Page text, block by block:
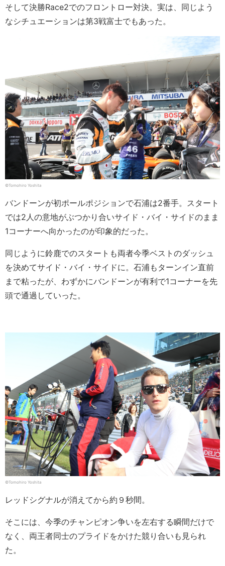
そして決勝Race2でのフロントロー対決。実は、同じよう
なシチュエーションは第3戦富士でもあった。
©︎Tomohiro Yoshita
バンドーンが初ポールポジションで石浦は2番手。スタート
では2人の意地がぶつかり合いサイド・バイ・サイドのまま
1コーナーへ向かったのが印象的だった。
同じように鈴鹿でのスタートも両者今季ベストのダッシュ
を決めてサイド・バイ・サイドに。石浦もターンイン直前
まで粘ったが、わずかにバンドーンが有利で1コーナーを先
頭で通過していった。
©︎Tomohiro Yoshita
レッドシグナルが消えてから約９秒間。
そこには、今季のチャンピオン争いを左右する瞬間だけで
なく、両王者同士のプライドをかけた競り合いも見られ
た。